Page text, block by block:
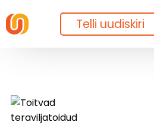
Telli uudiskiri